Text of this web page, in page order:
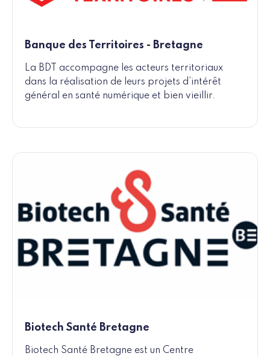
Banque des Territoires - Bretagne
La BDT accompagne les acteurs territoriaux
dans la réalisation de leurs projets d’intérêt
général en santé numérique et bien vieillir.
Biotech Santé Bretagne
Biotech Santé Bretagne est un Centre